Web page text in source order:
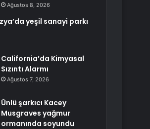
Ağustos 8, 2026
yeşil sanayi parkı
California’da Kimyasal
Sızıntı Alarmı
Ağustos 7, 2026
Ünlü şarkıcı Kacey
Musgraves yağmur
ormanında soyundu